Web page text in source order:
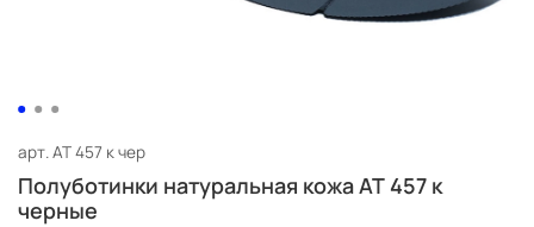
арт.AT 457 к чер
Полуботинки натуральная кожа AT 457 к
черные